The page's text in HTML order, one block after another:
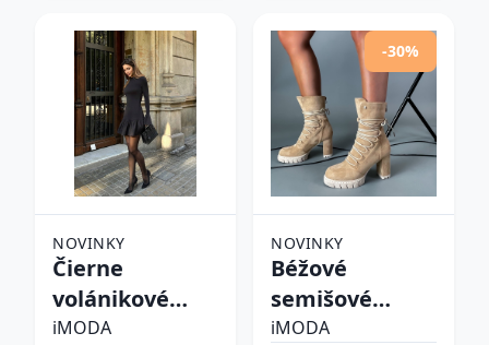
NOVINKY
Čierne
volánikové
šaty
iMODA
-30%
NOVINKY
Béžové
semišové
kotníkové
iMODA